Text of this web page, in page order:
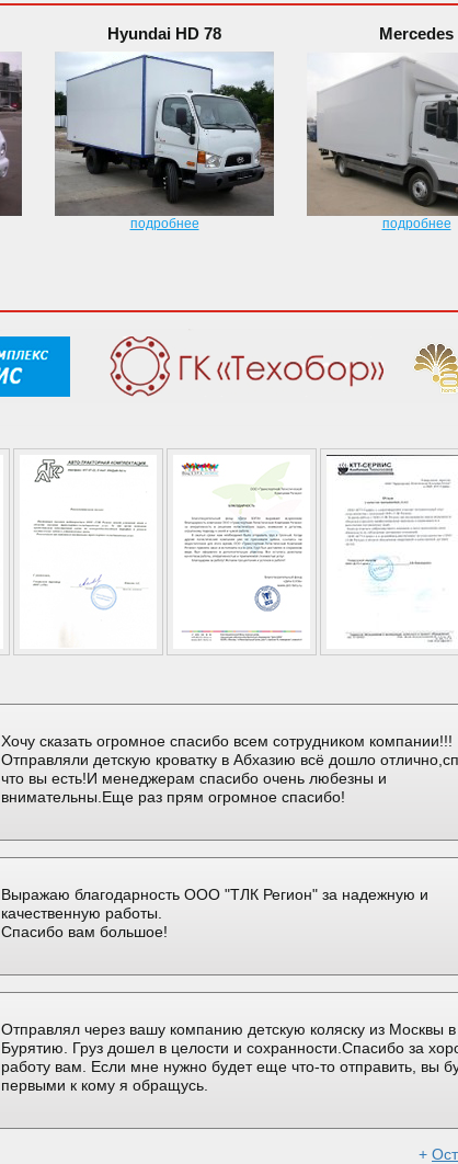
Hyundai HD 78
подробнее
Mercedes
подробнее
Хочу сказать огромное спасибо всем сотрудником компании!!!
Отправляли детскую кроватку в Абхазию всё дошло
что вы есть!И менеджерам спасибо очень любезны и
внимательны.Еще раз прям огромное спасибо!
Выражаю благодарность ООО "ТЛК Регион" за надежную и
качественную работы.
Спасибо вам большое!
Отправлял через вашу компанию детскую коляску из Москвы в
Бурятию. Груз дошел в целости и сохранности.Спасибо за
работу вам. Если мне нужно будет еще что-то отправить, вы
первыми к кому я обращусь.
+